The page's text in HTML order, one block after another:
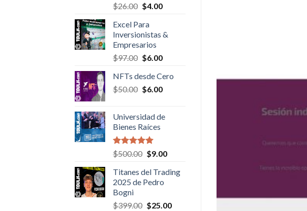
$26.00 Original
was:
$26.00.
$4.00Current
$4.00.
Excel Para
Inversionistas &
Empresarios
$97.00 Original
was:
$97.00.
$6.00Current
is:
$6.00.
NFTs desde Cero
$50.00 Original
$50.00.
$6.00Current
$6.00.
Universidad de
Bienes Raíces
Valorado en
5.00
$500.00 Original
was:
$500.00.
$9.00Current
is:
Titanes del Trading
2025 de Pedro
Bogni
$399.00 Original
$25.00Current